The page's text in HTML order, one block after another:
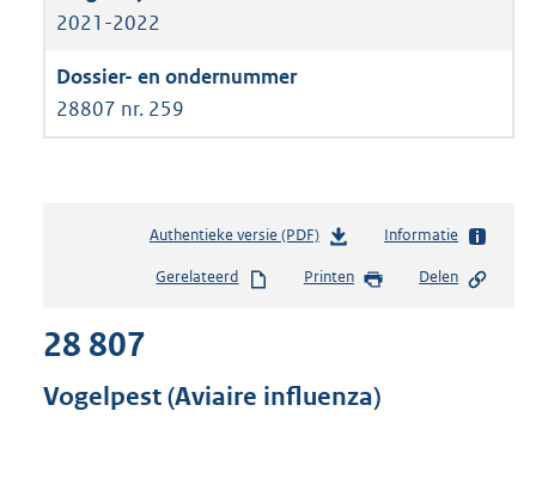
2021-2022
28807 nr. 259
Authentieke versie (PDF)b
s
s
Informatie
Gerelateerd Printen Delen
28 807
Vogelpest (Aviaire influenza)